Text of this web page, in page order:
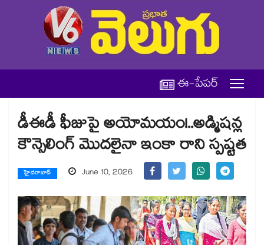
ఈ-పేపర్
డీఈడీ ఫీజుపై అయోమయం!..అడ్మిషన్ల
కౌన్సెలింగ్ మొదలైనా ఇంకా రాని స్పష్టత
హైదరాబాద్ June 10, 2026